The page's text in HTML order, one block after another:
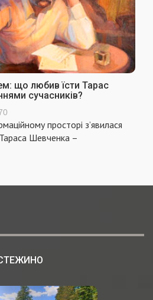
що любив їсти Тарас
сучасників?
просторі з’явилася
Шевченка –